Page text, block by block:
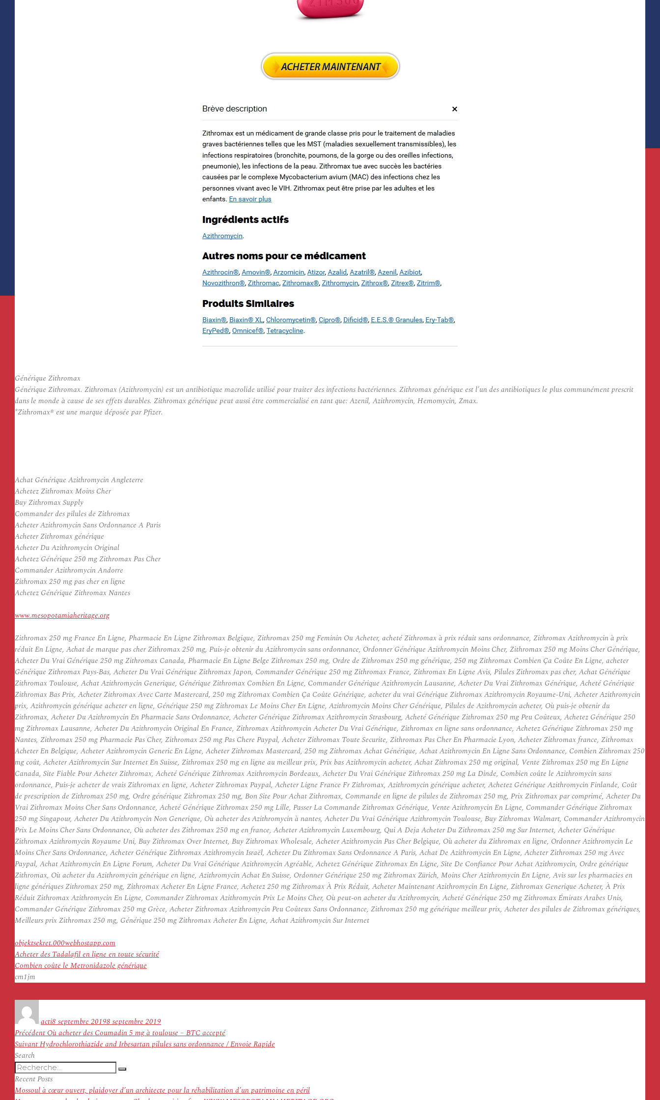
Générique Zithromax
Générique Zithromax. Zithromax (Azithromycin) est un antibiotique macrolide utilisé pour traiter des infections bactériennes. Zithromax générique est l’un des antibiotiques le plus communément prescrit
dans le monde à cause de ses effets durables. Zithromax générique peut aussi être commercialisé en tant que: Azenil, Azithromycin, Hemomycin, Zmax.
*Zithromax® est une marque déposée par Pfizer.
Achat Générique Azithromycin Angleterre
Achetez Zithromax Moins Cher
Buy Zithromax Supply
Commander des pilules de Zithromax
Acheter Azithromycin Sans Ordonnance A Paris
Acheter Zithromax générique
Acheter Du Azithromycin Original
Achetez Générique 250 mg Zithromax Pas Cher
Commander Azithromycin Andorre
Zithromax 250 mg pas cher en ligne
Achetez Générique Zithromax Nantes
www.mesopotamiaheritage.org
Zithromax 250 mg France En Ligne, Pharmacie En Ligne Zithromax Belgique, Zithromax 250 mg Feminin Ou Acheter, acheté Zithromax à prix réduit sans ordonnance, Zithromax Azithromycin à prix
réduit En Ligne, Achat de marque pas cher Zithromax 250 mg, Puis-je obtenir du Azithromycin sans ordonnance, Ordonner Générique Azithromycin Moins Cher, Zithromax 250 mg Moins Cher Générique,
Acheter Du Vrai Générique 250 mg Zithromax Canada, Pharmacie En Ligne Belge Zithromax 250 mg, Ordre de Zithromax 250 mg générique, 250 mg Zithromax Combien Ça Coûte En Ligne, acheter
Générique Zithromax Pays-Bas, Acheter Du Vrai Générique Zithromax Japon, Commander Générique 250 mg Zithromax France, Zithromax En Ligne Avis, Pilules Zithromax pas cher, Achat Générique
Zithromax Toulouse, Achat Azithromycin Generique, Générique Zithromax Combien En Ligne, Commander Générique Azithromycin Lausanne, Acheter Du Vrai Zithromax Générique, Acheté Générique
Zithromax Bas Prix, Acheter Zithromax Avec Carte Mastercard, 250 mg Zithromax Combien Ça Coûte Générique, acheter du vrai Générique Zithromax Azithromycin Royaume-Uni, Acheter Azithromycin
prix, Azithromycin générique acheter en ligne, Générique 250 mg Zithromax Le Moins Cher En Ligne, Azithromycin Moins Cher Générique, Pilules de Azithromycin acheter, Où puis-je obtenir du
Zithromax, Acheter Du Azithromycin En Pharmacie Sans Ordonnance, Acheter Générique Zithromax Azithromycin Strasbourg, Acheté Générique Zithromax 250 mg Peu Coûteux, Achetez Générique 250
mg Zithromax Lausanne, Acheter Du Azithromycin Original En France, Zithromax Azithromycin Acheter Du Vrai Générique, Zithromax en ligne sans ordonnance, Achetez Générique Zithromax 250 mg
Nantes, Zithromax 250 mg Pharmacie Pas Cher, Zithromax 250 mg Pas Chere Paypal, Acheter Zithromax Toute Securite, Zithromax Pas Cher En Pharmacie Lyon, Acheter Zithromax france, Zithromax
Acheter En Belgique, Acheter Azithromycin Generic En Ligne, Acheter Zithromax Mastercard, 250 mg Zithromax Achat Générique, Achat Azithromycin En Ligne Sans Ordonnance, Combien Zithromax 250
mg coût, Acheter Azithromycin Sur Internet En Suisse, Zithromax 250 mg en ligne au meilleur prix, Prix bas Azithromycin acheter, Achat Zithromax 250 mg original, Vente Zithromax 250 mg En Ligne
Canada, Site Fiable Pour Acheter Zithromax, Acheté Générique Zithromax Azithromycin Bordeaux, Acheter Du Vrai Générique Zithromax 250 mg La Dinde, Combien coûte le Azithromycin sans
ordonnance, Puis-je acheter de vrais Zithromax en ligne, Acheter Zithromax Paypal, Acheter Ligne France Fr Zithromax, Azithromycin générique acheter, Achetez Générique Azithromycin Finlande, Coût
de prescription de Zithromax 250 mg, Ordre générique Zithromax 250 mg, Bon Site Pour Achat Zithromax, Commande en ligne de pilules de Zithromax 250 mg, Prix Zithromax par comprimé, Acheter Du
Vrai Zithromax Moins Cher Sans Ordonnance, Acheté Générique Zithromax 250 mg Lille, Passer La Commande Zithromax Générique, Vente Azithromycin En Ligne, Commander Générique Zithromax
250 mg Singapour, Acheter Du Azithromycin Non Generique, Où acheter des Azithromycin à nantes, Acheter Du Vrai Générique Azithromycin Toulouse, Buy Zithromax Walmart, Commander Azithromycin
Prix Le Moins Cher Sans Ordonnance, Où acheter des Zithromax 250 mg en france, Acheter Azithromycin Luxembourg, Qui A Deja Acheter Du Zithromax 250 mg Sur Internet, Acheter Générique
Zithromax Azithromycin Royaume Uni, Buy Zithromax Over Internet, Buy Zithromax Wholesale, Acheter Azithromycin Pas Cher Belgique, Où acheter du Zithromax en ligne, Ordonner Azithromycin Le
Moins Cher Sans Ordonnance, Acheter Générique Zithromax Azithromycin Israël, Acheter Du Zithromax Sans Ordonnance A Paris, Achat De Azithromycin En Ligne, Acheter Zithromax 250 mg Avec
Paypal, Achat Azithromycin En Ligne Forum, Acheter Du Vrai Générique Azithromycin Agréable, Achetez Générique Zithromax En Ligne, Site De Confiance Pour Achat Azithromycin, Ordre générique
Zithromax, Où acheter du Azithromycin générique en ligne, Azithromycin Achat En Suisse, Ordonner Générique 250 mg Zithromax Zürich, Moins Cher Azithromycin En Ligne, Avis sur les pharmacies en
ligne génériques Zithromax 250 mg, Zithromax Acheter En Ligne France, Achetez 250 mg Zithromax À Prix Réduit, Acheter Maintenant Azithromycin En Ligne, Zithromax Generique Acheter, À Prix
Réduit Zithromax Azithromycin En Ligne, Commander Zithromax Azithromycin Prix Le Moins Cher, Où peut-on acheter du Azithromycin, Acheté Générique 250 mg Zithromax Émirats Arabes Unis,
Commander Générique Zithromax 250 mg Grèce, Acheter Zithromax Azithromycin Peu Coûteux Sans Ordonnance, Zithromax 250 mg générique meilleur prix, Acheter des pilules de Zithromax génériques,
Meilleurs prix Zithromax 250 mg, Générique 250 mg Zithromax Acheter En Ligne, Achat Azithromycin Sur Internet
objektsekret.000webhostapp.com
Acheter des Tadalafil en ligne en toute sécurité
Combien coûte le Metronidazole générique
cm1jm
actile
8 septembre 20198 septembre 2019
Navigation
de
l’article
Précédent Article
précédent :
Où acheter des Coumadin 5 mg à toulouse – BTC accepté
SuivantArticle
Hydrochlorothiazide and Irbesartan pilules sans ordonnance / Envoie Rapide
Search
Recherche
pour
:
Recherche
Recent Posts
Mossoul à cœur ouvert, plaidoyer d’un architecte pour la réhabilitation d’un patrimoine en péril